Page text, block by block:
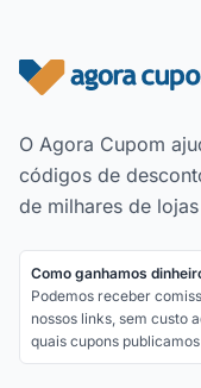
Rodapé do
O Agora Cupom
códigos de
de milhares de
Como ganhamos
Podemos receber
nossos links, sem custo
quais cupons